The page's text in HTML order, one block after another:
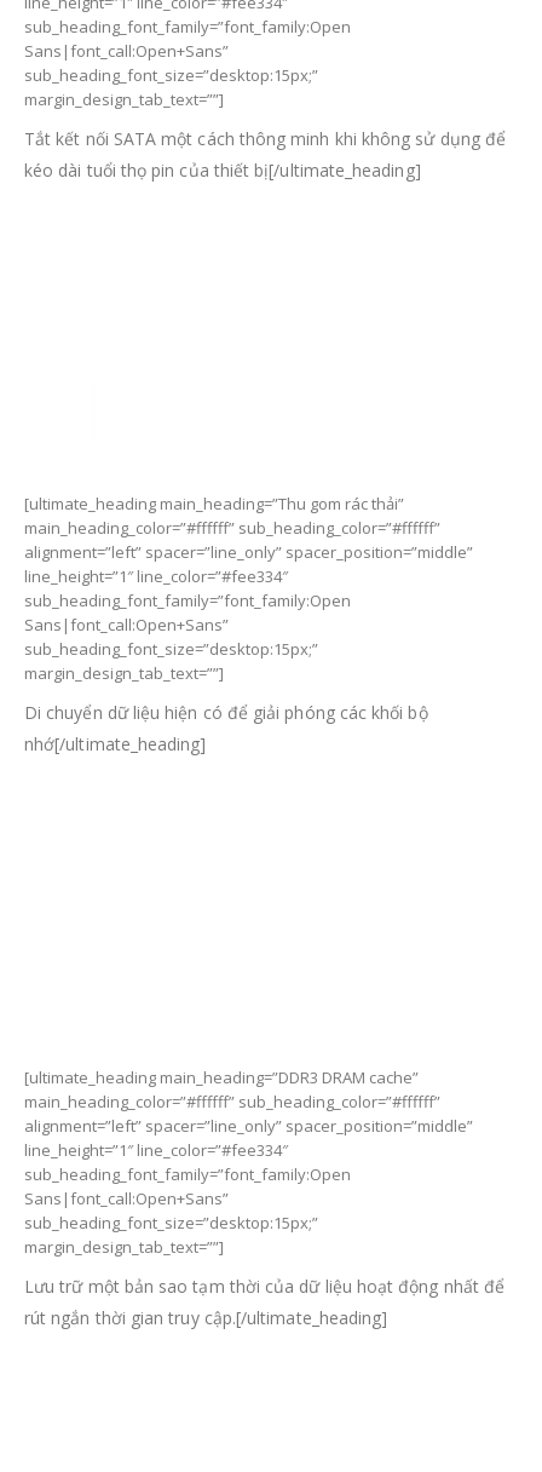
sub_heading_font_family=”font_family:Open
Sans|font_call:Open+Sans”
sub_heading_font_size=”desktop:15px;”
margin_design_tab_text=””]
Tắt kết nối SATA một cách thông minh khi không sử dụng để
kéo dài tuổi thọ pin của thiết bị[/ultimate_heading]
[ultimate_heading main_heading=”Thu gom rác thải”
main_heading_color=”#ffffff” sub_heading_color=”#ffffff”
alignment=”left” spacer=”line_only” spacer_position=”middle”
line_height=”1″ line_color=”#fee334″
sub_heading_font_family=”font_family:Open
Sans|font_call:Open+Sans”
sub_heading_font_size=”desktop:15px;”
margin_design_tab_text=””]
Di chuyển dữ liệu hiện có để giải phóng các khối bộ
nhớ[/ultimate_heading]
[ultimate_heading main_heading=”DDR3 DRAM cache”
main_heading_color=”#ffffff” sub_heading_color=”#ffffff”
alignment=”left” spacer=”line_only” spacer_position=”middle”
line_height=”1″ line_color=”#fee334″
sub_heading_font_family=”font_family:Open
Sans|font_call:Open+Sans”
sub_heading_font_size=”desktop:15px;”
margin_design_tab_text=””]
Lưu trữ một bản sao tạm thời của dữ liệu hoạt động nhất để
rút ngắn thời gian truy cập.[/ultimate_heading]